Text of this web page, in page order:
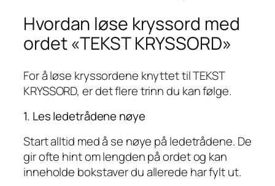
Hvordan løse kryssord med
ordet «TEKST KRYSSORD»
For å løse kryssordene knyttet til TEKST
KRYSSORD, er det flere trinn du kan følge.
1. Les ledetrådene nøye
Start alltid med å se nøye på ledetrådene. De
gir ofte hint om lengden på ordet og kan
inneholde bokstaver du allerede har fylt ut.